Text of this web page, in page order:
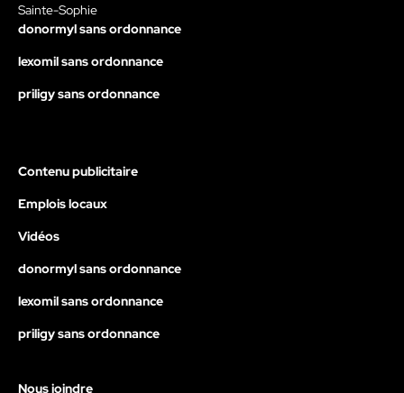
Sainte-Sophie
donormyl sans ordonnance
lexomil sans ordonnance
priligy sans ordonnance
Contenu publicitaire
Emplois locaux
Vidéos
donormyl sans ordonnance
lexomil sans ordonnance
priligy sans ordonnance
Nous joindre